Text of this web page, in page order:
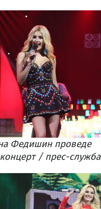
Федишин проведе
/ прес-служба